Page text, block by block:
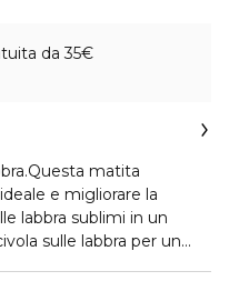
da 35€
matita
e migliorare la
labbra sublimi in un
sulle labbra per un